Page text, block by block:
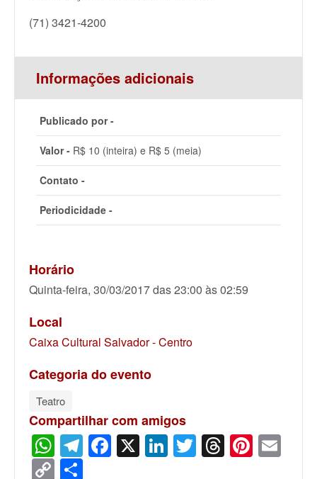
(71) 3421-4200
Informações adicionais
Publicado por -
Valor - R$ 10 (inteira) e R$ 5 (meia)
Contato -
Periodicidade -
Horário
Quinta-feira, 30/03/2017 das 23:00 às 02:59
Local
Caixa Cultural Salvador - Centro
Categoria do evento
Teatro
Compartilhar com amigos
WhatsApp
Telegram
Facebook
X LinkedIn
Twitter
Threads
Copy